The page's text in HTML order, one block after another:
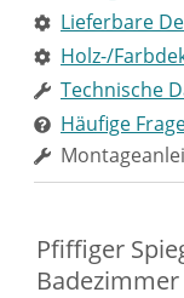
Pfiffiger
Badezimmer
Lieferbare
Holz-/
Technische
Häufige